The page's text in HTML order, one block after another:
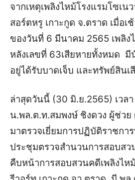
จากเหตุเพลิงไหม้โรงแรมโซเน
สอร์ตหรู เกาะกูด จ.ตราด เมื่อเ
ของวันที่ 6 มีนาคม 2565 เพลิง
หลังเลขที่ 63เสียหายทั้งหมด มี
อยู่ได้รับบาดเจ็บ และทรัพย์สินเ
ล่าสุดวันนี้ (30 มิ.ย.2565) เวล
น.พล.ต.ท.สมพงษ์ ชิงดวง ผู้ช่ว
มาตรวจเยี่ยมการปฏิบัติราชกา
ประชุมตรวจสำนวนการสอบส
คืบหน้าการสอบสวนคดีเพลิงไห